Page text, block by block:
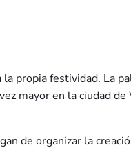
propia festividad. La
mayor en la ciudad
de organizar la